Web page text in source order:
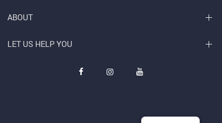
ABOUT
LET US HELP YOU